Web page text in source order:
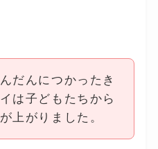
だんにつかったき
は子どもたちから
上がりました。